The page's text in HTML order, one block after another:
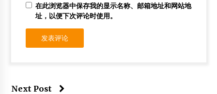
在此浏览器中保存我的显示名称、邮箱地址和网站地
址，以便下次评论时使用。
Next Post